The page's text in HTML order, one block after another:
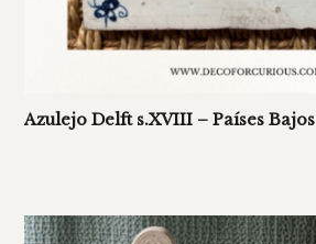
Azulejo Delft s.XVIII – Países Bajos